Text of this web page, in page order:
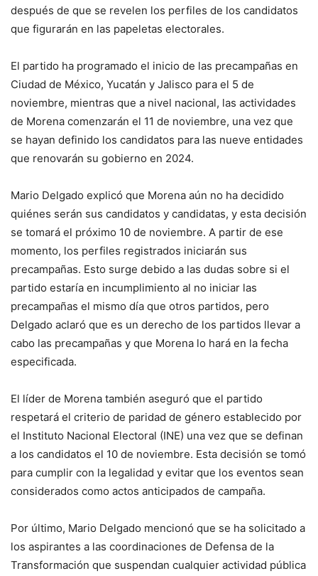
después de que se revelen los perfiles de los candidatos
que figurarán en las papeletas electorales.
El partido ha programado el inicio de las precampañas en
Ciudad de México, Yucatán y Jalisco para el 5 de
noviembre, mientras que a nivel nacional, las actividades
de Morena comenzarán el 11 de noviembre, una vez que
se hayan definido los candidatos para las nueve entidades
que renovarán su gobierno en 2024.
Mario Delgado explicó que Morena aún no ha decidido
quiénes serán sus candidatos y candidatas, y esta decisión
se tomará el próximo 10 de noviembre. A partir de ese
momento, los perfiles registrados iniciarán sus
precampañas. Esto surge debido a las dudas sobre si el
partido estaría en incumplimiento al no iniciar las
precampañas el mismo día que otros partidos, pero
Delgado aclaró que es un derecho de los partidos llevar a
cabo las precampañas y que Morena lo hará en la fecha
especificada.
El líder de Morena también aseguró que el partido
respetará el criterio de paridad de género establecido por
el Instituto Nacional Electoral (INE) una vez que se definan
a los candidatos el 10 de noviembre. Esta decisión se tomó
para cumplir con la legalidad y evitar que los eventos sean
considerados como actos anticipados de campaña.
Por último, Mario Delgado mencionó que se ha solicitado a
los aspirantes a las coordinaciones de Defensa de la
Transformación que suspendan cualquier actividad pública